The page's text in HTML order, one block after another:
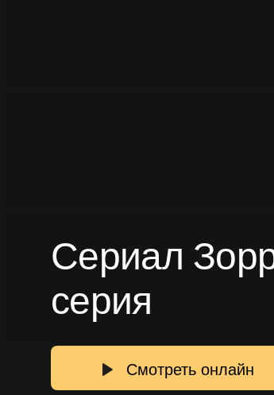
Сериал
серия
Смотреть онлайн